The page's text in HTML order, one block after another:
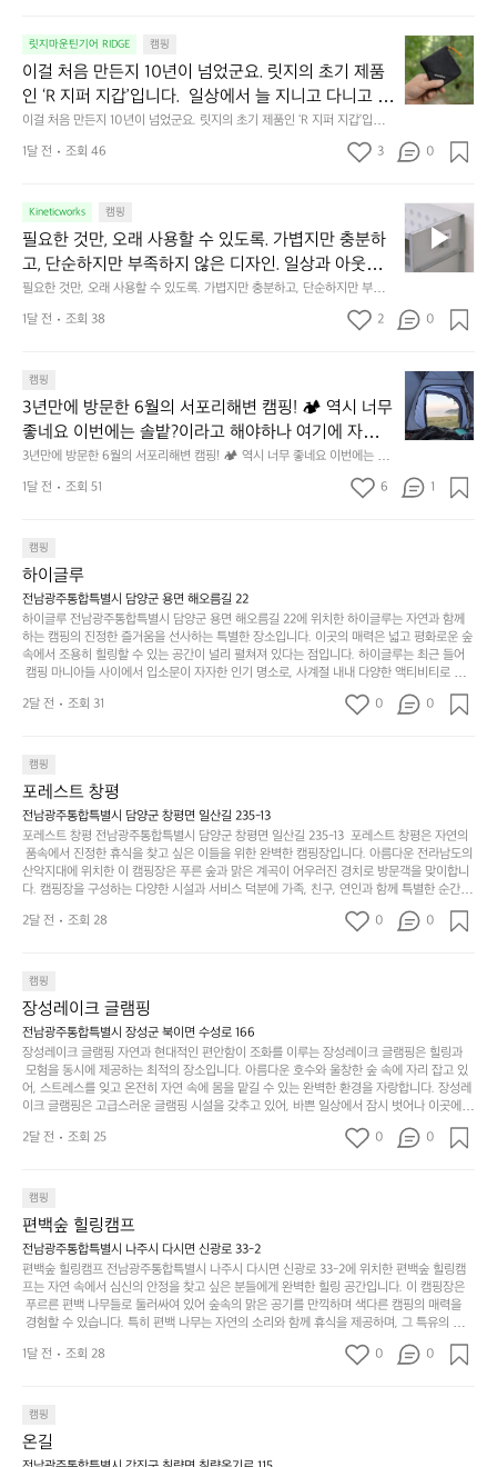
의
휴
식
에
도
이
중
인
차
안
서
도
구
나
잠
에
기
까
이
걸
리
는
순
다.
그
럴
때
는
차
을
가
려
보
세
요.
튼
을
조
용
히
☺️
미
니
미
멀
👌🏼
릿지마운틴기어 RIDGE 캠핑
이걸 처음 만든지 10년이 넘었군요. 릿지의 초기 제품
인 ‘R 지퍼 지갑’입니다.  일상에서 늘 지니고 다니고 싶
어지는 물건에는 크기, 무게, 형태, 색감 사이의 아주 미
묘한 밸런스가 존재합니다.  예를 들자면 일에 집중하
느라 책상 위 가장자리에 대충 걸쳐 놓아도 시야에 걸
는 균형감에서 출발했습니다.  그중에서도 슬림함에 철
저히 집착했습니다. 튼튼한 내구도와 넉넉한 수납력을
해치치 않는 선에서, 가장 가볍고 얇게 설계했습니다.
이 디자인과 사용감은, 꼭 직접 손으로 만져보며 경험
해 보시기를 바랍니다.
이걸 처음 만든지 10년이 넘었군요. 릿지의 초기 제품인 ‘R 지퍼 지갑’입니
다.  일상에서 늘 지니고 다니고 싶어지는 물건에는 크기, 무게, 형태, 색감
사이의 아주 미묘한 밸런스가 존재합니다.  예를 들자면 일에 집중하느라 책
철저히 집착했습니다. 튼튼한 내구도와 넉넉한 수납력을 해치치 않는 선에
서, 가장 가볍고 얇게 설계했습니다.  이 디자인과 사용감은, 꼭 직접 손으로
만져보며 경험해 보시기를 바랍니다.
이
걸
처
음
든
0
년
이
넘
군
지
의
초
기
품
갑’입
니
다.
일
상
에
고
다
니
고
싶
어
는
크
기,
무
게,
이
의
아
주
미
1달 전 조회 46 3 0
Kineticworks 캠핑
필요한 것만, 오래 사용할 수 있도록. 가볍지만 충분하
고, 단순하지만 부족하지 않은 디자인. 일상과 아웃도
어의 경계를 자연스럽게 이어주는 RIDGE MOUNTAIN
GEAR. 키네틱웍스에서 만나보세요.
필요한 것만, 오래 사용할 수 있도록. 가볍지만 충분하고, 단순하지만 부족하
지 않은 디자인. 일상과 아웃도어의 경계를 자연스럽게 이어주는 RIDGE M
OUNTAIN GEAR. 키네틱웍스에서 만나보세요.
필
요
한
것
오
용
할
수
있
록.
분
하
고,
단
순
하
하
지
않
은
디
자
웃
도
어
의
경
럽
게
이
어
주
1달 전 조회 38 2 0
캠핑
3년만에 방문한 6월의 서포리해변 캠핑! 🏕 역시 너무
좋네요 이번에는 솔밭?이라고 해야하나 여기에 자리를
잡았는데 정말 시원하고 경치도 좋네요  서해치고 물도
맑은편, 아이들도 놀기 좋고 1박 2일은 넘 짧게 느껴지
네요  .1박 1동 1만원 (수금은 7시쯤, 동네에서 관리) .수
바로 화장실있음 .5분거리 cu .2분거리 음식점  항구에
서부터 해변까지 버스도 다니네요 ㅎㅎㅎ 아이들 엄청
좋아하네요 점심쯤도착해서 철수할때까지 물놀이 3
타임이나 했네요 ⛱️
3년만에 방문한 6월의 서포리해변 캠핑! 🏕 역시 너무 좋네요 이번에는 솔
밭?이라고 해야하나 여기에 자리를 잡았는데 정말 시원하고 경치도 좋네요
서해치고 물도 맑은편, 아이들도 놀기 좋고 1박 2일은 넘 짧게 느껴지네요  .
항구에서부터 해변까지 버스도 다니네요 ㅎㅎㅎ 아이들 엄청 좋아하네요 점
심쯤도착해서 철수할때까지 물놀이 3타임이나 했네요 ⛱️
년
만
에
문
포
리
해
변
캠
핑!
무
좋
네
요
이
이
라
고
해
야
하
리
를
잡
았
는
1달 전 조회 51 6 1
캠핑
하이글루
전남광주통합특별시 담양군 용면 해오름길 22
하이글루 전남광주통합특별시 담양군 용면 해오름길 22에 위치한 하이글루는 자연과 함께
하는 캠핑의 진정한 즐거움을 선사하는 특별한 장소입니다. 이곳의 매력은 넓고 평화로운 숲
속에서 조용히 힐링할 수 있는 공간이 널리 펼쳐져 있다는 점입니다. 하이글루는 최근 들어
캠핑 마니아들 사이에서 입소문이 자자한 인기 명소로, 사계절 내내 다양한 액티비티로 방
문객들을 맞이합니다. 특히, 하이글루의 독특한 시설인 글램핑 텐트는 고객들에게 아늑한 잠
자리를 제공하며, 캠핑의 매력을 한층 더해 줍니다. 밖에서는 자연의 소리를 들으며, 내부에
함께 좋은 시간을 보낼 수 있다는 것입니다. 또한, 하이글루 인근에는 다양한 트레킹 코스와
자전거 도로가 있어 아웃도어 활동을 좋아하는 이들에게 더욱 참조할 만한 장소가 됩니다.
담양의 아름다운 자연과 함께, 건강한 레저 활동을 즐기며 행복한 캠핑 경험을 쌓으실 수 있
습니다. 하이글루에서 특별한 순간을 만끽해보세요. 따뜻한 햇살과 함께하는 아침, 상징적인
담양의 죽녹원과 함께 어우러진 저녁, 그리고 고요한 밤하늘 아래에서 별을 바라보며 나누는
이야기들은 여러분의 캠핑 여행을 더욱 특별하게 만들어 줄 것입니다.  인기 정도: ★★★★
★
2달 전 조회 31 0 0
캠핑
포레스트 창평
전남광주통합특별시 담양군 창평면 일산길 235-13
포레스트 창평 전남광주통합특별시 담양군 창평면 일산길 235-13  포레스트 창평은 자연의
품속에서 진정한 휴식을 찾고 싶은 이들을 위한 완벽한 캠핑장입니다. 아름다운 전라남도의
산악지대에 위치한 이 캠핑장은 푸른 숲과 맑은 계곡이 어우러진 경치로 방문객을 맞이합니
다. 캠핑장을 구성하는 다양한 시설과 서비스 덕분에 가족, 친구, 연인과 함께 특별한 순간을
만들어갈 수 있는 최적의 공간이 됩니다.  포레스트 창평은 주말마다 직접 재배한 신선한 농
산물을 제공하는 캠핑장으로, 현지에서만 느낄 수 있는 자연의 맛을 경험할 수 있습니다. 또
으며 깊은 숙면을 취할 수 있는 기회를 제공합니다.  이곳은 자연과의 완벽한 조화를 이루며,
다채로운 야외 활동을 제공합니다. 특히 어린이들은 안전하게 놀 수 있는 놀이시설이 마련
되어 있어 부모님들과 함께 즐거운 시간을 보낼 수 있습니다. 주변의 다양한 관광지와 먹거
리를 탐험하는 재미도 포레스트 창평의 매력 중 하나입니다.  또한, 캠핑장을 방문한 후 지속
적으로 재방문하는 이들이 많아 인기가 날로 상승하고 있습니다. 포레스트 창평은 단순한 캠
핑 그 이상을 제공하며, 자연을 사랑하는 모든 이들에게 꼭 한번 경험해봐야 할 장소로 자리
잡았습니다.  인기 정도: ★★★★★
2달 전 조회 28 0 0
캠핑
장성레이크 글램핑
전남광주통합특별시 장성군 북이면 수성로 166
장성레이크 글램핑 자연과 현대적인 편안함이 조화를 이루는 장성레이크 글램핑은 힐링과
모험을 동시에 제공하는 최적의 장소입니다. 아름다운 호수와 울창한 숲 속에 자리 잡고 있
어, 스트레스를 잊고 온전히 자연 속에 몸을 맡길 수 있는 완벽한 환경을 자랑합니다. 장성레
이크 글램핑은 고급스러운 글램핑 시설을 갖추고 있어, 바쁜 일상에서 잠시 벗어나 이곳에
오면 사치스러운 휴식이 가능해집니다. 독립된 텐트에서 제공되는 특별한 불멍 공간은 소중
한 사람과 함께 따뜻한 이야기를 나눌 수 있는 소중한 시간을 만들어 줍니다. 또한, 주변의 자
을 창출하는 시간이 될 것입니다. 특히 식사를 좋아하는 분들에게는 매주 특별한 바비큐 파
티와 지역에서 나는 신선한 재료로 만든 다양한 요리를 제공하여 미각을 만족시켜 줍니다.
장성레이크 글램핑은 그 아름다운 경관과 최고 품질의 시설 덕분에 최근 몇 년 사이에 특히
주목받고 있는 캠핑장 중 하나입니다. 주말이면 방문객이 가득해 예약이 빠르게 차는 만큼
미리 일정을 계획하시는 것이 좋습니다. 나만의 프라이빗한 공간에서 가족 및 사랑하는 사
람들과 함께하세요. 당신의 대자연 속 힐링을 기다리는 장성레이크 글램핑은 언젠가 반드시
방문해봐야 할 명소로 자리매김하였습니다. 인기 정도: ★★★★★
2달 전 조회 25 0 0
캠핑
편백숲 힐링캠프
전남광주통합특별시 나주시 다시면 신광로 33-2
편백숲 힐링캠프 전남광주통합특별시 나주시 다시면 신광로 33-2에 위치한 편백숲 힐링캠
프는 자연 속에서 심신의 안정을 찾고 싶은 분들에게 완벽한 힐링 공간입니다. 이 캠핑장은
푸르른 편백 나무들로 둘러싸여 있어 숲속의 맑은 공기를 만끽하며 색다른 캠핑의 매력을
경험할 수 있습니다. 특히 편백 나무는 자연의 소리와 함께 휴식을 제공하며, 그 특유의 아로
마향이 심리적 안정감을 가져다줍니다. 이곳에서 아침 햇살을 맞으며 조용한 숲속에서의 커
피 한 잔은 그 어떤 도시의 카페에서 느끼기 힘든 특별함을 선사합니다. 편백숲 힐링캠프는
즐길 수 있는 기회도 많은데, 자전거를 타거나 숲속을 거닐며 다양한 생태계를 체험해보는
것도 일상의 스트레스를 잊게 해줍니다. 또한, 캠프파이어를 즐기며 별빛 아래서 시간을 보
내는 것은 일상에서 벗어나 새로운 여유를 찾는 방법입니다. 운영자는 항상 방문객의 편안함
1달 전 조회 28 0 0
캠핑
온길